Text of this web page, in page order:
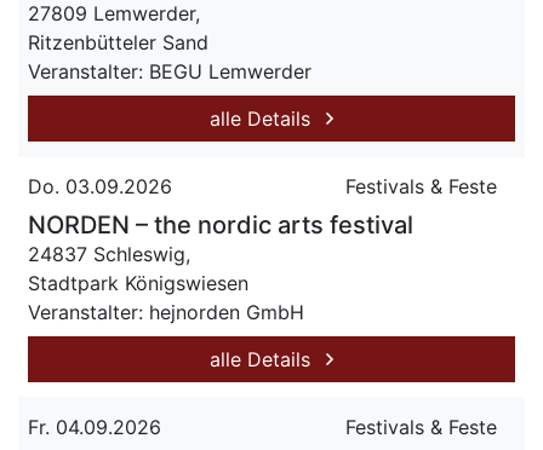
27809 Lemwerder,
Ritzenbütteler Sand
Veranstalter: BEGU Lemwerder
alle Details
Do. 03.09.2026 Festivals & Feste
NORDEN – the nordic arts festival
24837 Schleswig,
Stadtpark Königswiesen
Veranstalter: hejnorden GmbH
alle Details
Fr. 04.09.2026 Festivals & Feste